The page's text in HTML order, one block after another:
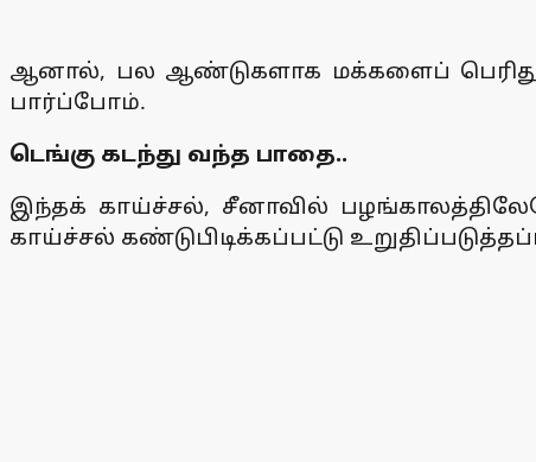
ஆனால், பல ஆண்டுகளாக மக்களைப்
பார்ப்போம்.
டெங்கு கடந்து வந்த பாதை..
இந்தக் காய்ச்சல், சீனாவில்
காய்ச்சல் கண்டுபிடிக்கப்பட்டு